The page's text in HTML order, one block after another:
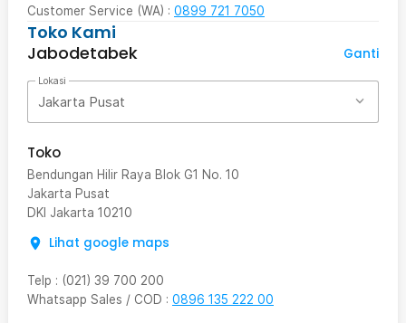
Customer Service (WA) : 0899 721 7050
Toko Kami
Jabodetabek
Ganti
Lokasi
Jakarta Pusat
Toko
Bendungan Hilir Raya Blok G1 No. 10
Jakarta Pusat
DKI Jakarta 10210
Lihat google maps
Telp : (021) 39 700 200
Whatsapp Sales / COD : 0896 135 222 00